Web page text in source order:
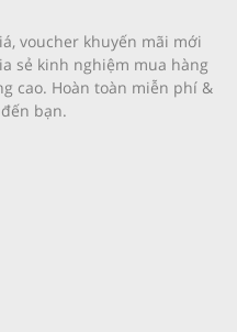
voucher khuyến mãi mới
sẻ kinh nghiệm mua hàng
cao. Hoàn toàn miễn phí &
bạn.